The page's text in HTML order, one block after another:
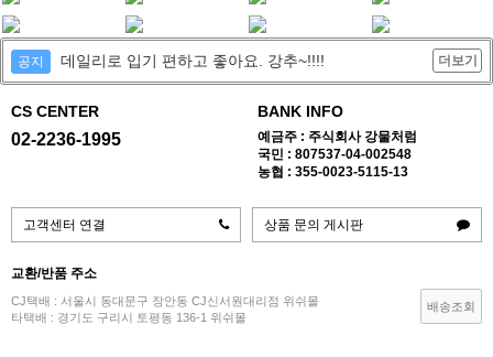
공지 데일리로 입기 편하고 좋아요. 강추~!!!! 더보기
CS CENTER
02-2236-1995
BANK INFO
예금주 : 주식회사 강물처럼
국민 : 807537-04-002548
농협 : 355-0023-5115-13
고객센터 연결 상품 문의 게시판
교환/반품 주소
CJ택배 : 서울시 동대문구 장안동 CJ신서원대리점 위쉬몰
타택배 : 경기도 구리시 토평동 136-1 위쉬몰
배송조회